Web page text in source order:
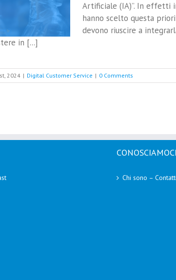
Artificiale (IA)”. In effetti
hanno scelto questa
devono riuscire a
in [...]
2024 | Digital Customer Service | 0 Comments
CONOSCIAMOCI
Chi sono – Contatti